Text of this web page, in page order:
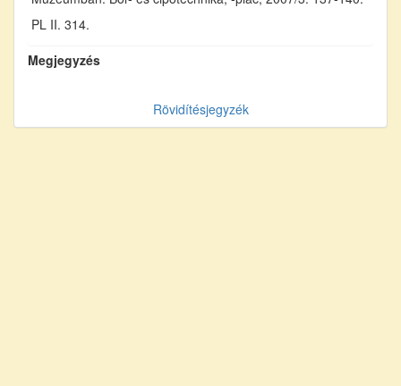
PL II. 314.
Megjegyzés
Rövidítésjegyzék